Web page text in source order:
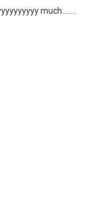
much……..